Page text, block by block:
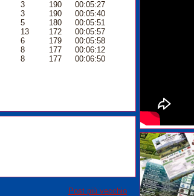
3 190
00:05:27
3 190
00:05:40
5 180
00:05:51
13 172
00:05:57
6 179
00:05:58
8 177
00:06:12
8 177 00:06:50
Post più vecchio